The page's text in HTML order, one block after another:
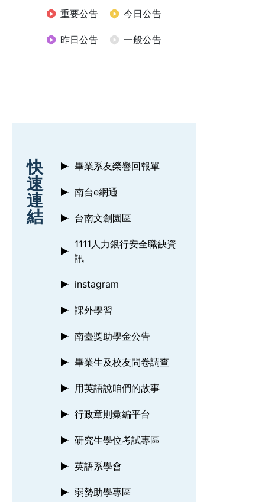
重要公告 今日公告
昨日公告 一般公告
:::
快
速
連
結
畢業系友榮譽回報單
南台e網通
台南文創園區
1111人力銀行安全職缺資
訊
instagram
課外學習
南臺獎助學金公告
畢業生及校友問卷調查
用英語說咱們的故事
行政章則彙編平台
研究生學位考試專區
英語系學會
弱勢助學專區